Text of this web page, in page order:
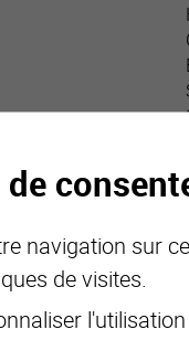
navigation sur
de visites.